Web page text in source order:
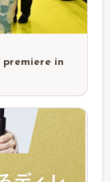
premiere in